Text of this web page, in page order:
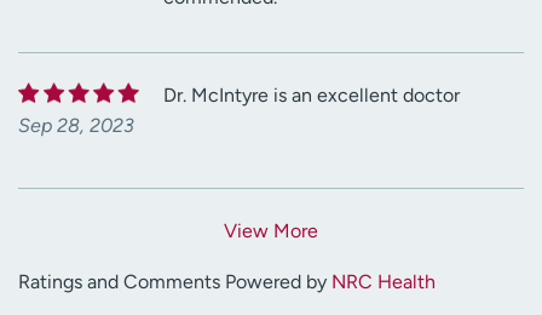
Sep 28, 2023
Dr. McIntyre is an excellent doctor
View More
Ratings and Comments Powered by NRC Health